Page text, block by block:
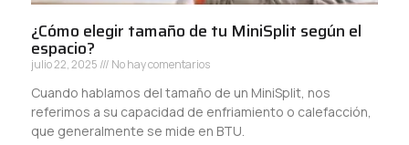
¿Cómo elegir tamaño de tu MiniSplit según el
espacio?
julio 22, 2025 No hay comentarios
Cuando hablamos del tamaño de un MiniSplit, nos
referimos a su capacidad de enfriamiento o calefacción,
que generalmente se mide en BTU.